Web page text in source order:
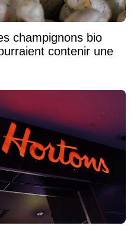
champignons bio
contenir une